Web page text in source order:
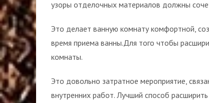
узоры отделочных материалов должны
Это делает ванную комнату комфортной,
время приема ванны.Для того чтобы
комнаты.
Это довольно затратное мероприятие,
внутренних работ. Лучший способ